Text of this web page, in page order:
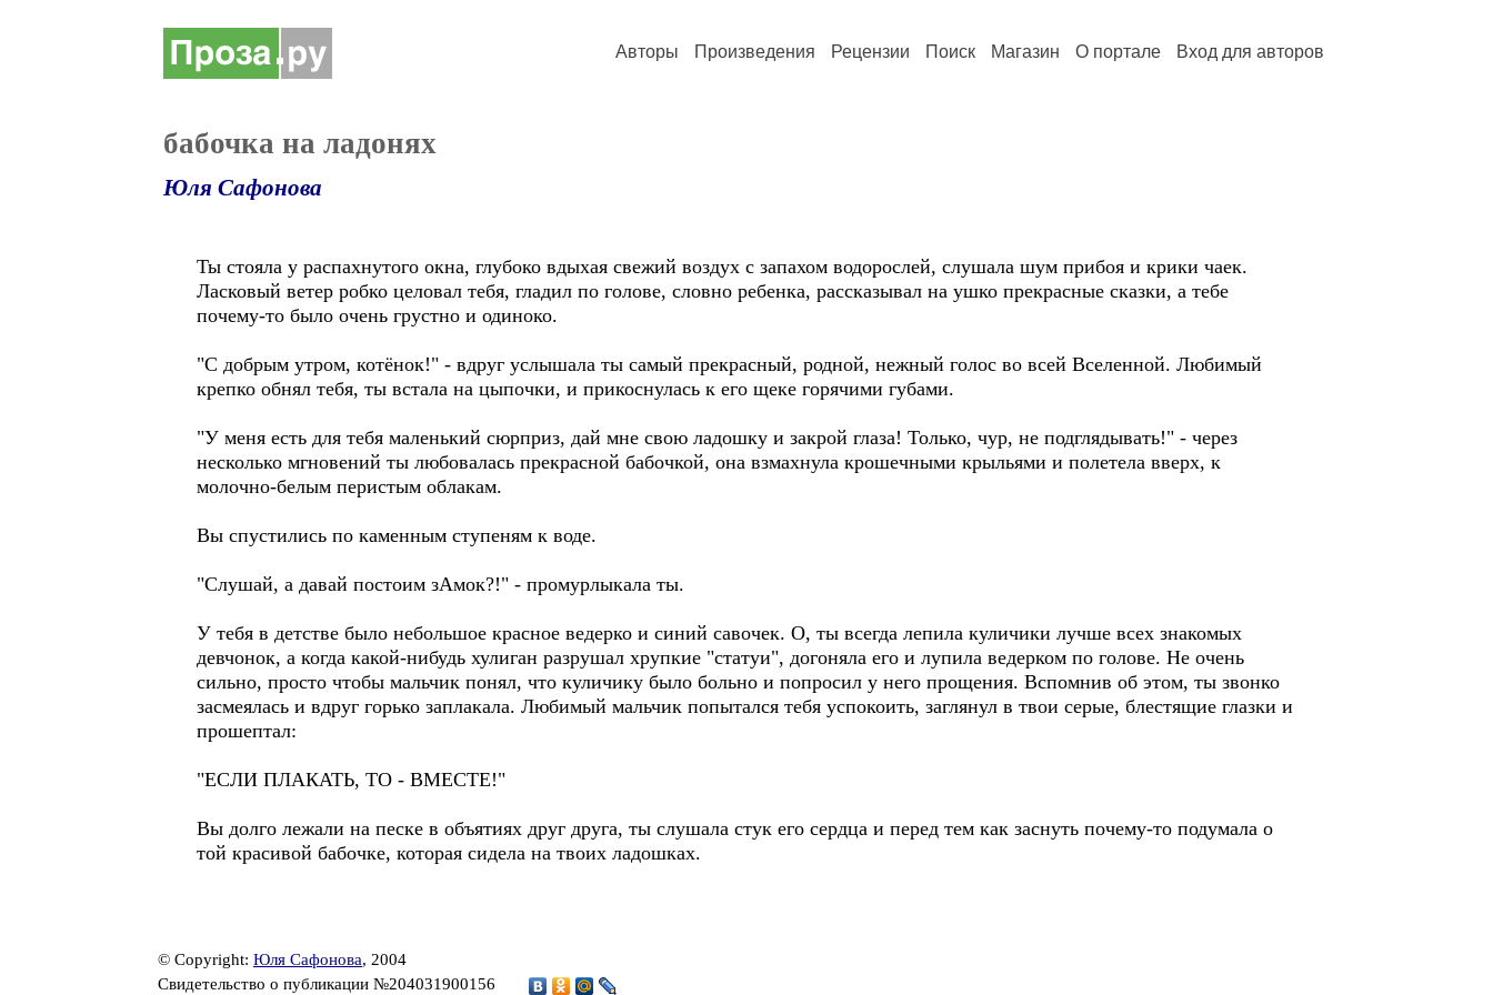
Авторы Произведения Рецензии Поиск Магазин О портале Вход для авторов
бабочка на ладонях
Юля Сафонова
Ты стояла у распахнутого окна, глубоко вдыхая свежий воздух с запахом водорослей, слушала шум прибоя и крики чаек.
Ласковый ветер робко целовал тебя, гладил по голове, словно ребенка, рассказывал на ушко прекрасные сказки, а тебе
почему-то было очень грустно и одиноко.
"С добрым утром, котёнок!" - вдруг услышала ты самый прекрасный, родной, нежный голос во всей Вселенной. Любимый
крепко обнял тебя, ты встала на цыпочки, и прикоснулась к его щеке горячими губами.
"У меня есть для тебя маленький сюрприз, дай мне свою ладошку и закрой глаза! Только, чур, не подглядывать!" - через
несколько мгновений ты любовалась прекрасной бабочкой, она взмахнула крошечными крыльями и полетела вверх, к
молочно-белым перистым облакам.
Вы спустились по каменным ступеням к воде.
"Слушай, а давай постоим зАмок?!" - промурлыкала ты.
У тебя в детстве было небольшое красное ведерко и синий савочек. О, ты всегда лепила куличики лучше всех знакомых
девчонок, а когда какой-нибудь хулиган разрушал хрупкие "статуи", догоняла его и лупила ведерком по голове. Не очень
сильно, просто чтобы мальчик понял, что куличику было больно и попросил у него прощения. Вспомнив об этом, ты звонко
засмеялась и вдруг горько заплакала. Любимый мальчик попытался тебя успокоить, заглянул в твои серые, блестящие глазки и
прошептал:
"ЕСЛИ ПЛАКАТЬ, ТО - ВМЕСТЕ!"
Вы долго лежали на песке в объятиях друг друга, ты слушала стук его сердца и перед тем как заснуть почему-то подумала о
той красивой бабочке, которая сидела на твоих ладошках.
© Copyright: Юля Сафонова, 2004
Свидетельство о публикации №204031900156